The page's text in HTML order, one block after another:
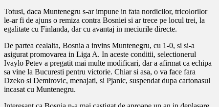
Totusi, daca Muntenegru s-ar impune in fata nordicilor, tricolorilor
le-ar fi de ajuns o remiza contra Bosniei si ar trece pe locul trei, la
egalitate cu Finlanda, dar cu avantaj in meciurile directe.
De partea cealalta, Bosnia a invins Muntenegru, cu 1-0, si si-a
asigurat promovarea in Liga A. In aceste conditii, selectionerul
Ivaylo Petev a pregatit mai multe modificari, dar a afirmat ca echipa
sa vine la Bucuresti pentru victorie. Chiar si asa, o va face fara
Dzeko si Demirovic, menajati, si Pjanic, suspendat dupa cartonasul
incasat cu Muntenegru.